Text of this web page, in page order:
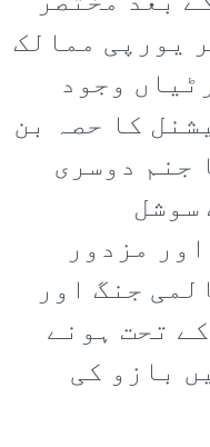
یورپی ممالک
وجود
کا حصہ بن
جنم دوسری
سوشل
مزدور
جنگ اور
تحت ہونے
بازو کی